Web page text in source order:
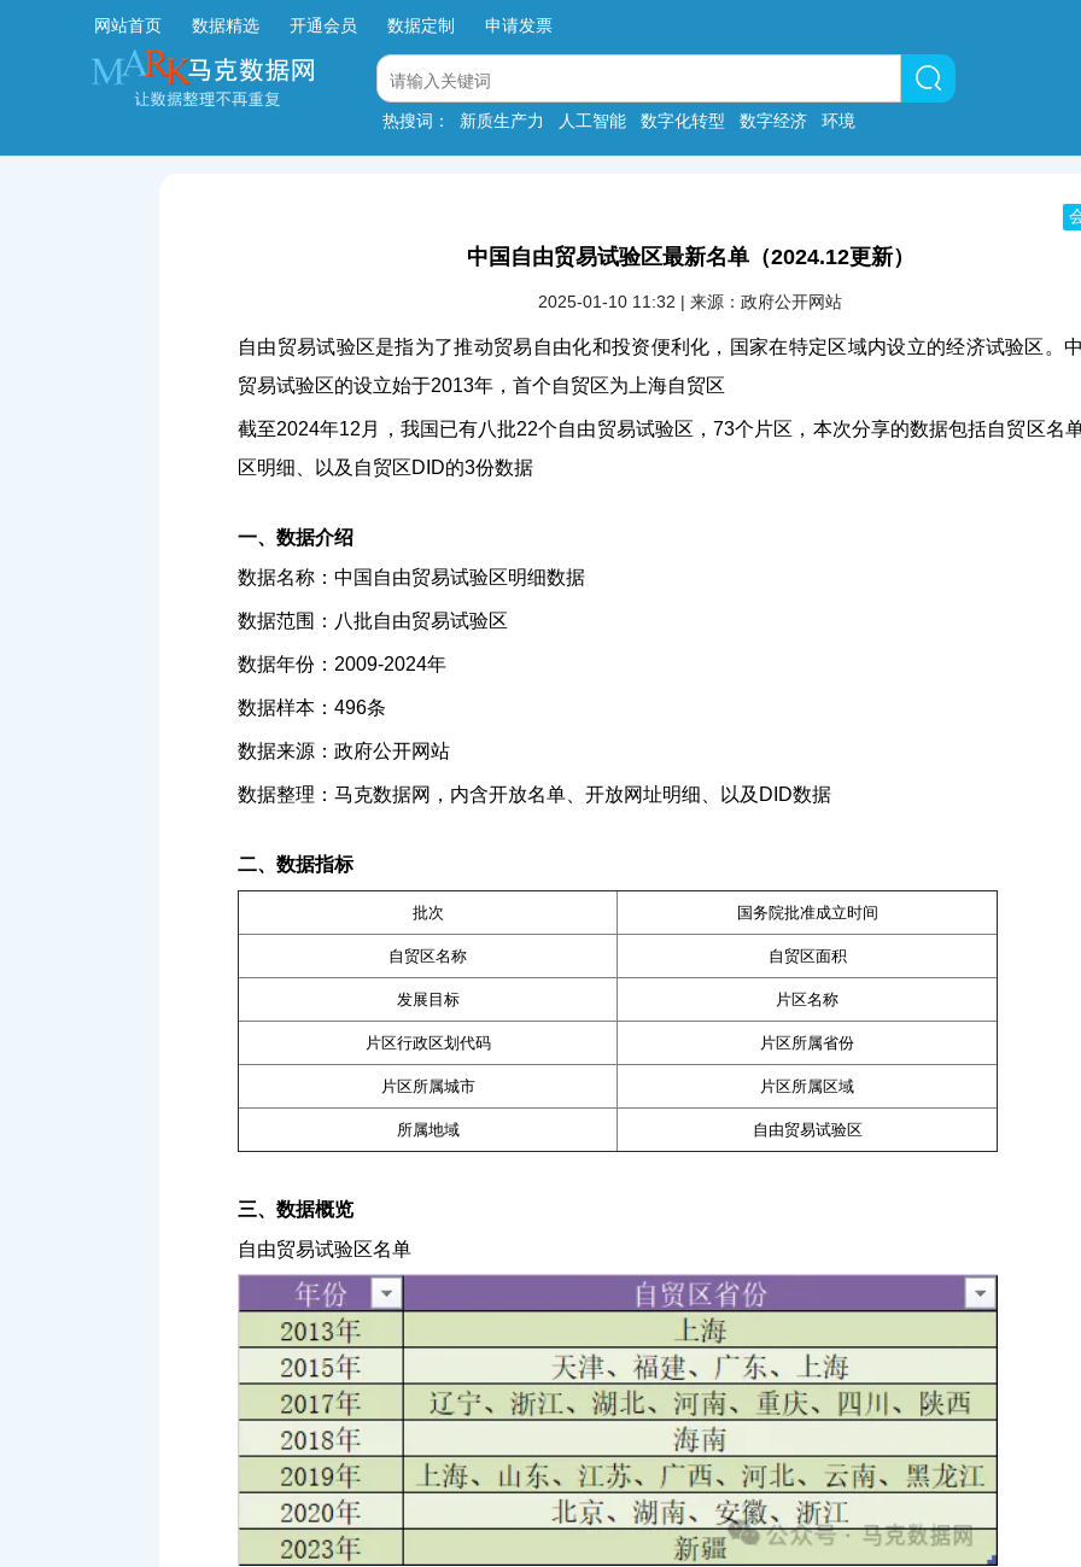
网站首页 数据精选 开通会员 数据定制 申请发票
热搜词：
新质生产力 人工智能 数字化转型 数字经济 环境
中国自由贸易试验区最新名单（2024.12更新）
2025-01-10 11:32 | 来源：政府公开网站
自由贸易试验区是指为了推动贸易自由化和投资便利化，国家在特定区域内设立的经济试验区。
贸易试验区的设立始于2013年，首个自贸区为上海自贸区
截至2024年12月，我国已有八批22个自由贸易试验区，73个片区，本次分享的数据包括自贸区名
区明细、以及自贸区DID的3份数据
一、数据介绍
数据名称：中国自由贸易试验区明细数据
数据范围：八批自由贸易试验区
数据年份：2009-2024年
数据样本：496条
数据来源：政府公开网站
数据整理：马克数据网，内含开放名单、开放网址明细、以及DID数据
二、数据指标
批次 国务院批准成立时间
自贸区名称 自贸区面积
发展目标 片区名称
片区行政区划代码 片区所属省份
片区所属城市 片区所属区域
所属地域 自由贸易试验区
三、数据概览
自由贸易试验区名单